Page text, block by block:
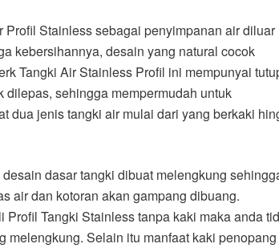
Profil Stainless sebagai penyimpanan air diluar
kebersihannya, desain yang natural cocok
Tangki Air Stainless Profil ini mempunyai
dilepas, sehingga mempermudah untuk
dua jenis tangki air mulai dari yang berkaki
dasar tangki dibuat melengkung
air dan kotoran akan gampang dibuang.
Tangki Stainless tanpa kaki maka anda
melengkung. Selain itu manfaat kaki penopang